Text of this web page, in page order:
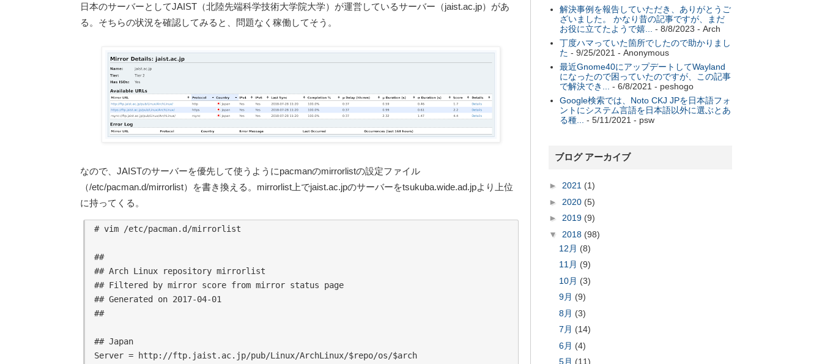
日本のサーバーとしてJAIST（北陸先端科学技術大学院大学）が運営しているサーバー（jaist.ac.jp）があ
る。そちらの状況を確認してみると、問題なく稼働してそう。
なので、JAISTのサーバーを優先して使うようにpacmanのmirrorlistの設定ファイル
（/etc/pacman.d/mirrorlist）を書き換える。mirrorlist上でjaist.ac.jpのサーバーをtsukuba.wide.ad.jpより上位
に持ってくる。
# vim /etc/pacman.d/mirrorlist
##
## Arch Linux repository mirrorlist
## Filtered by mirror score from mirror status page
## Generated on 2017-04-01
##
## Japan
Server = http://ftp.jaist.ac.jp/pub/Linux/ArchLinux/$repo/os/$arch
解決事例を報告していただき、ありがとうご
ざいました。 かなり昔の記事ですが、まだ
お役に立てたようで嬉... - 8/8/2023 - Arch
丁度ハマっていた箇所でしたので助かりまし
た - 9/25/2021 - Anonymous
最近Gnome40にアップデートしてWayland
になったので困っていたのですが、この記事
で解決でき... - 6/8/2021 - peshogo
Google検索では、Noto CKJ JPを日本語フォ
ントにシステム言語を日本語以外に選ぶとあ
る種... - 5/11/2021 - psw
ブログ アーカイブ
► 2021 (1)
► 2020 (5)
► 2019 (9)
▼ 2018 (98)
12月 (8)
11月 (9)
10月 (3)
9月 (9)
8月 (3)
7月 (14)
6月 (4)
5月 (11)